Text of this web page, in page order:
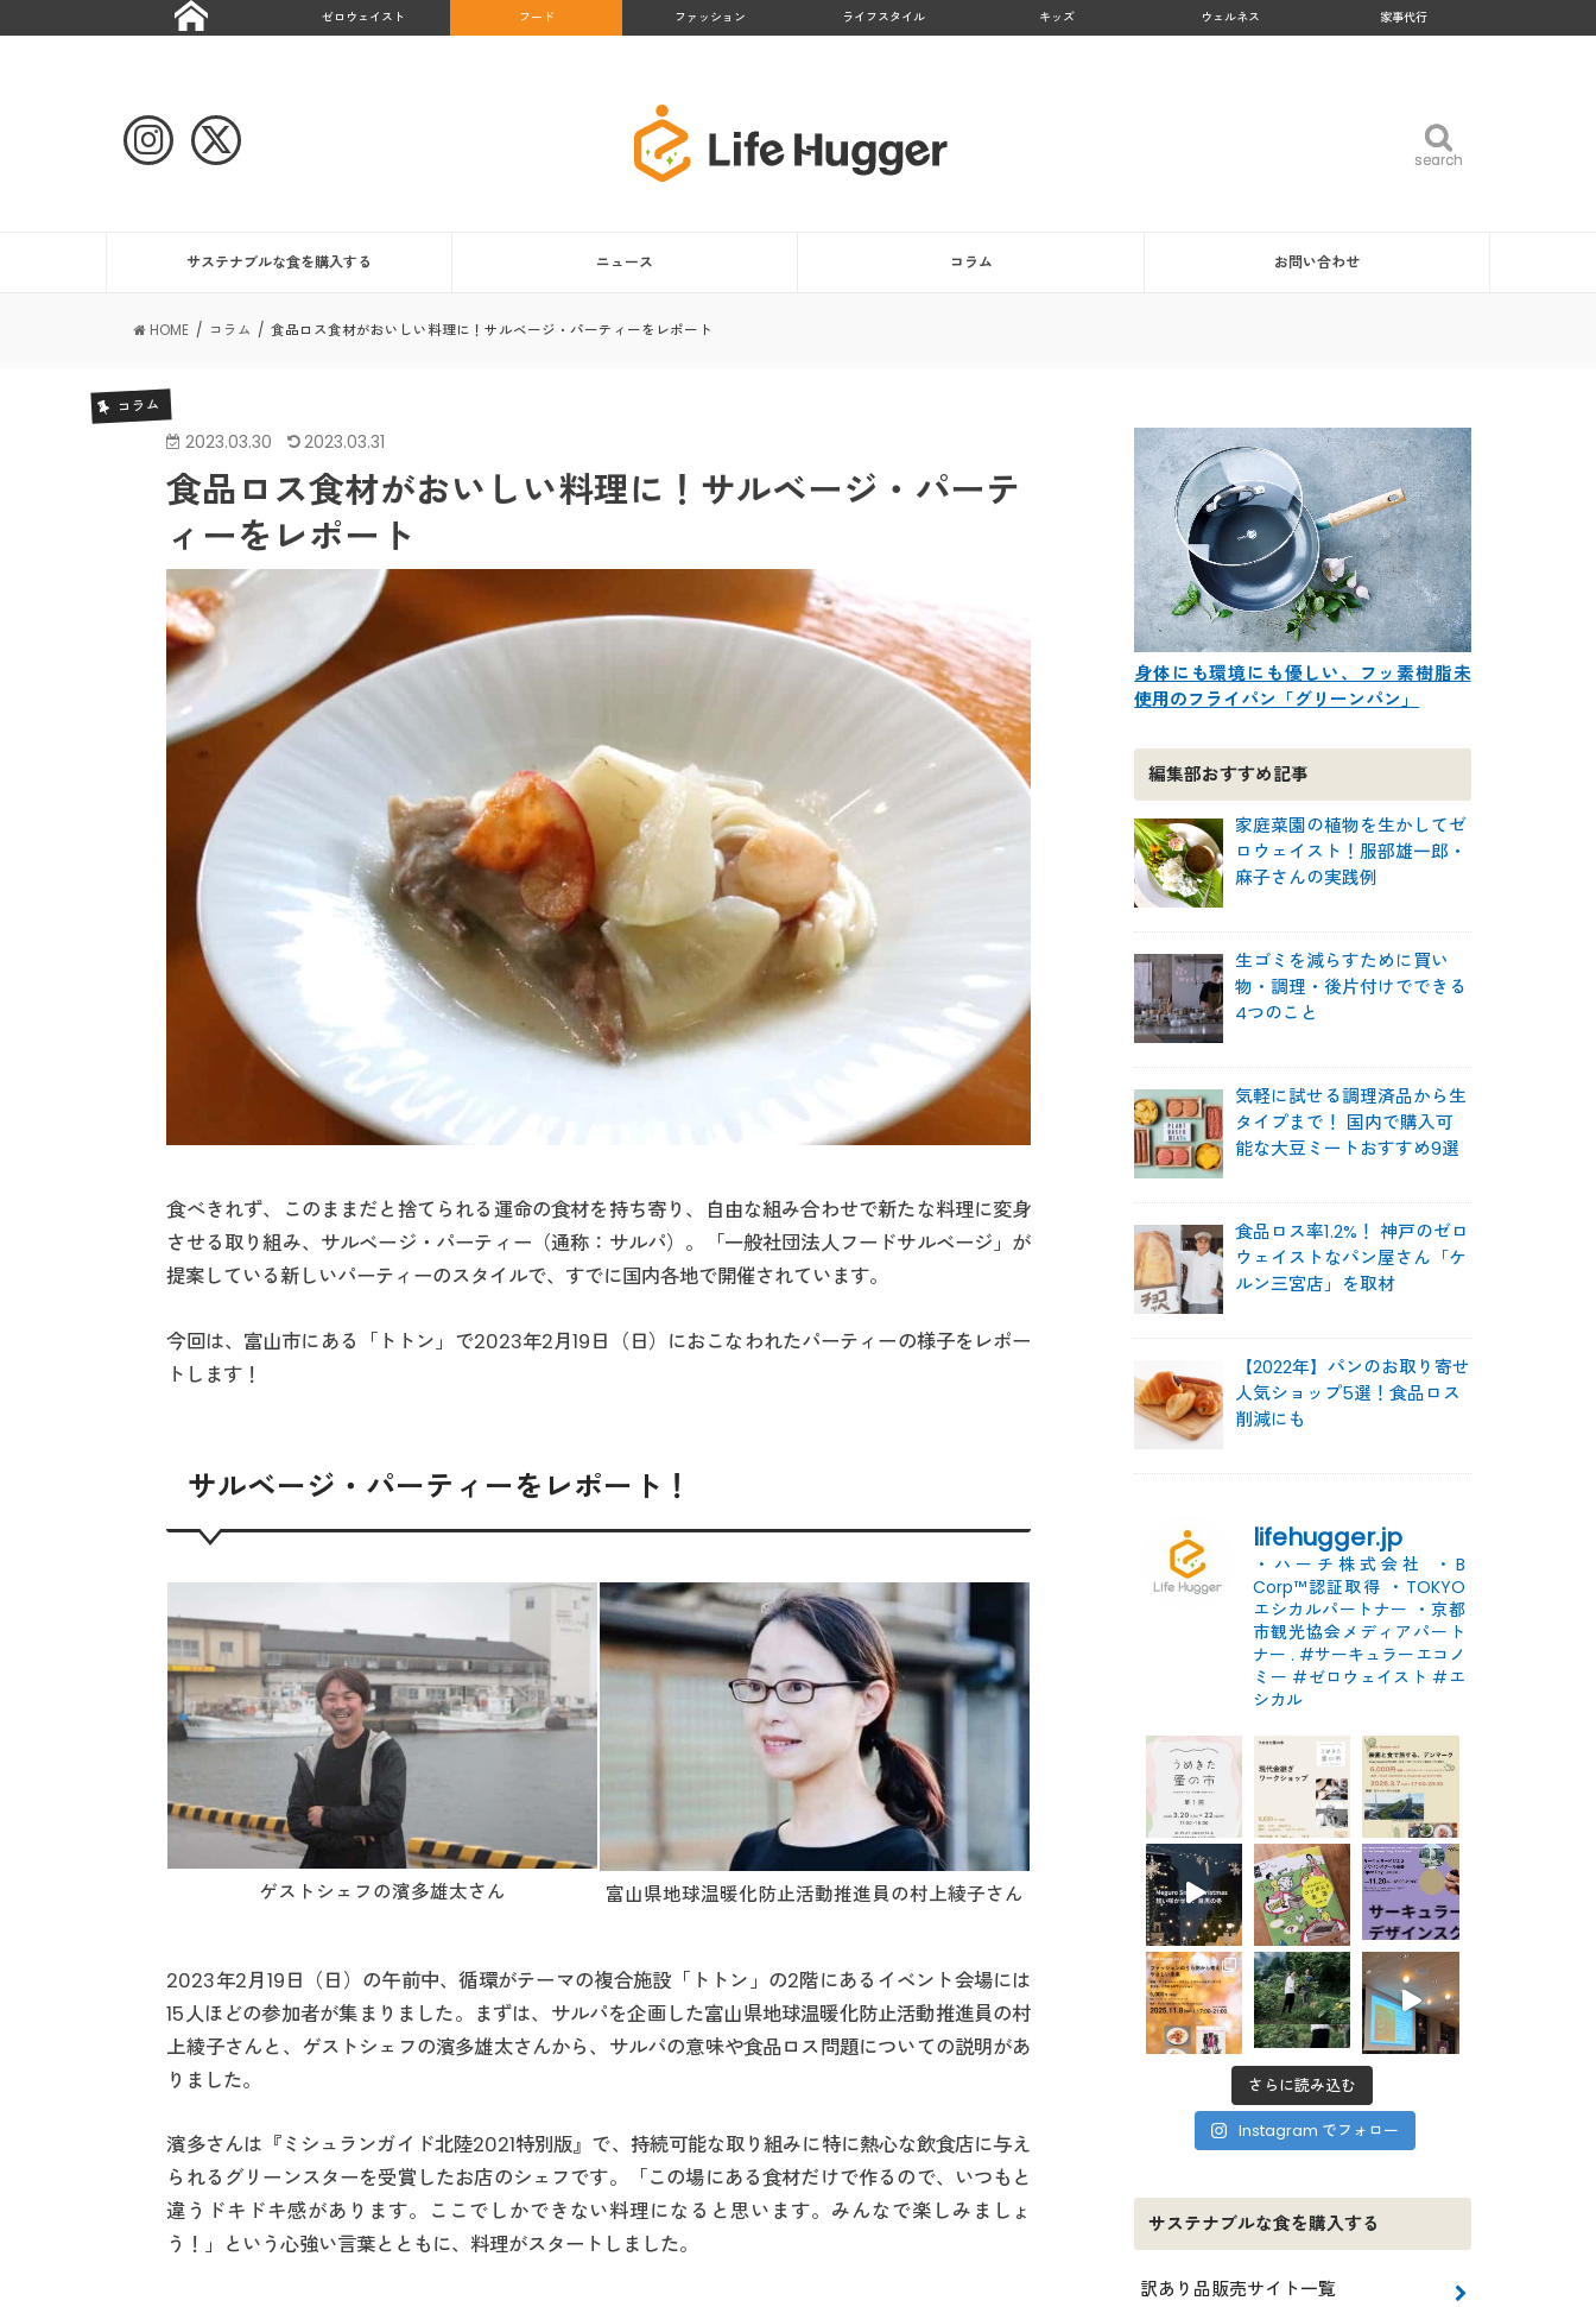
ゼロウェイスト フード ファッション ライフスタイル キッズ ウェルネス 家事代行
search
search
サステナブルな食を購入する ニュース コラム お問い合わせ
HOME コラム 食品ロス食材がおいしい料理に！サルベージ・パーティーをレポート
コラム
2023.03.30 2023.03.31
食品ロス食材がおいしい料理に！サルベージ・パーテ
ィーをレポート
食べきれず、このままだと捨てられる運命の食材を持ち寄り、自由な組み合わせで新たな料理に変身
させる取り組み、サルベージ・パーティー（通称：サルパ）。「一般社団法人フードサルベージ」が
提案している新しいパーティーのスタイルで、すでに国内各地で開催されています。
今回は、富山市にある「トトン」で2023年2月19日（日）におこなわれたパーティーの様子をレポー
トします！
サルベージ・パーティーをレポート！
ゲストシェフの濱多雄太さん 富山県地球温暖化防止活動推進員の村上綾子さん
2023年2月19日（日）の午前中、循環がテーマの複合施設「トトン」の2階にあるイベント会場には
15人ほどの参加者が集まりました。まずは、サルパを企画した富山県地球温暖化防止活動推進員の村
上綾子さんと、ゲストシェフの濱多雄太さんから、サルパの意味や食品ロス問題についての説明があ
りました。
濱多さんは『ミシュランガイド北陸2021特別版』で、持続可能な取り組みに特に熱心な飲食店に与え
られるグリーンスターを受賞したお店のシェフです。「この場にある食材だけで作るので、いつもと
違うドキドキ感があります。ここでしかできない料理になると思います。みんなで楽しみましょ
う！」という心強い言葉とともに、料理がスタートしました。
身体にも環境にも優しい、フッ素樹脂未
使用のフライパン「グリーンパン」
編集部おすすめ記事
家庭菜園の植物を生かしてゼ
ロウェイスト！服部雄一郎・
麻子さんの実践例
生ゴミを減らすために買い
物・調理・後片付けでできる
4つのこと
気軽に試せる調理済品から生
タイプまで！ 国内で購入可
能な大豆ミートおすすめ9選
食品ロス率1.2%！ 神戸のゼロ
ウェイストなパン屋さん「ケ
ルン三宮店」を取材
【2022年】パンのお取り寄せ
人気ショップ5選！食品ロス
削減にも
lifehugger.jp
・ハーチ株式会社
・B
Corp™認証取得 ・TOKYO
エシカルパートナー ・京都
市観光協会メディアパート
ナー . #サーキュラーエコノ
ミー #ゼロウェイスト #エ
シカル
さらに読み込む
Instagram でフォロー
サステナブルな食を購入する
訳あり品販売サイト一覧